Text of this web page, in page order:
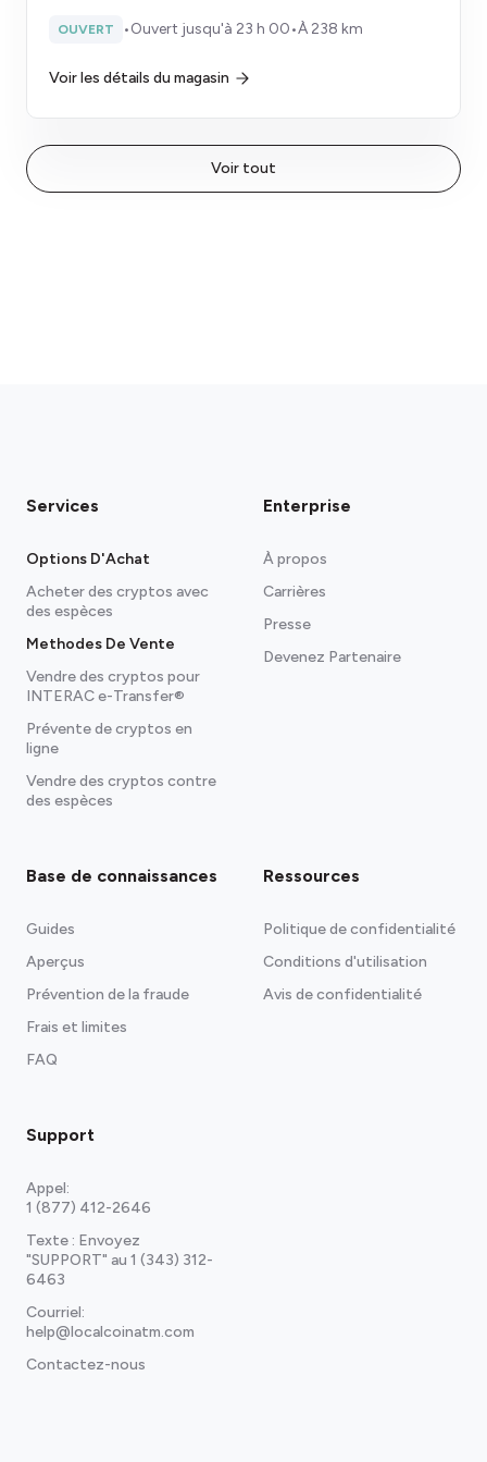
OUVERT •Ouvert jusqu'à 23 h 00•À 238 km
Voir les détails du magasin
Voir tout
Services
Options D'Achat
Acheter des cryptos avec
des espèces
Methodes De Vente
Vendre des cryptos pour
INTERAC e-Transfer®
Prévente de cryptos en
ligne
Vendre des cryptos contre
des espèces
Enterprise
À propos
Carrières
Presse
Devenez Partenaire
Base de connaissances
Guides
Aperçus
Prévention de la fraude
Frais et limites
FAQ
Ressources
Politique de confidentialité
Conditions d'utilisation
Avis de confidentialité
Support
Appel:
1 (877) 412-2646
Texte : Envoyez
"SUPPORT" au 1 (343) 312-
6463
Courriel:
help@localcoinatm.com
Contactez-nous